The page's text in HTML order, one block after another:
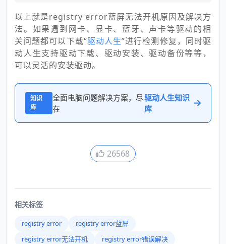
以上就是registry error蓝屏无法开机原因及解决方
法。如果遇到网卡、显卡、蓝牙、声卡等驱动的相
关问题都可以下载“驱动人生”进行检测修复，同时驱
动人生支持驱动下载、驱动安装、驱动备份等等，
可以灵活的安装驱动。
知识
库
全面电脑问题解决方案，尽
在
驱动人生知识
库
26568
相关标签
registry error
registry error蓝屏
registry error无法开机
registry error错误解决